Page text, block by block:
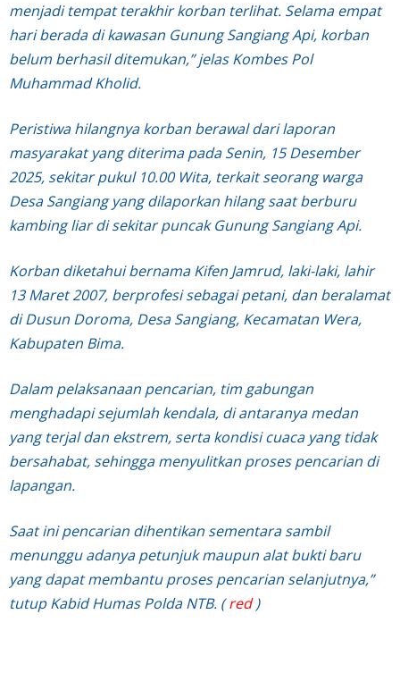
menjadi tempat terakhir korban terlihat. Selama empat
hari berada di kawasan Gunung Sangiang Api, korban
belum berhasil ditemukan,” jelas Kombes Pol
Muhammad Kholid.
Peristiwa hilangnya korban berawal dari laporan
masyarakat yang diterima pada Senin, 15 Desember
2025, sekitar pukul 10.00 Wita, terkait seorang warga
Desa Sangiang yang dilaporkan hilang saat berburu
kambing liar di sekitar puncak Gunung Sangiang Api.
Korban diketahui bernama Kifen Jamrud, laki-laki, lahir
13 Maret 2007, berprofesi sebagai petani, dan beralamat
di Dusun Doroma, Desa Sangiang, Kecamatan Wera,
Kabupaten Bima.
Dalam pelaksanaan pencarian, tim gabungan
menghadapi sejumlah kendala, di antaranya medan
yang terjal dan ekstrem, serta kondisi cuaca yang tidak
bersahabat, sehingga menyulitkan proses pencarian di
lapangan.
Saat ini pencarian dihentikan sementara sambil
menunggu adanya petunjuk maupun alat bukti baru
yang dapat membantu proses pencarian selanjutnya,”
tutup Kabid Humas Polda NTB. (red)